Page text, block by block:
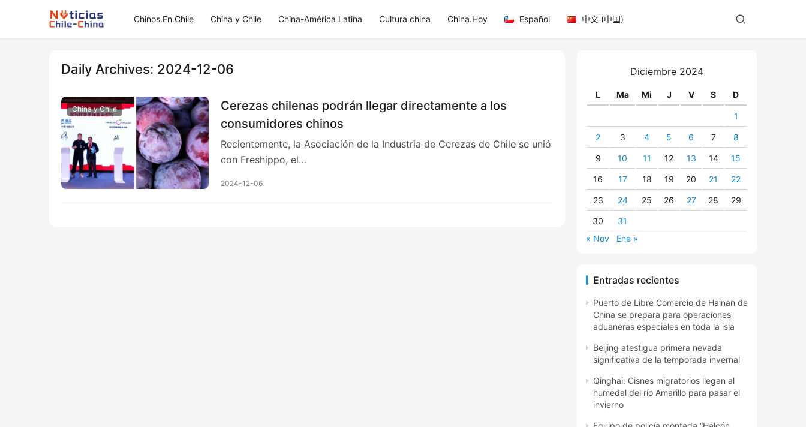
Chinos.En.Chile China y Chile China-América Latina Cultura china China.Hoy Español 中文 (中国)
Daily Archives: 2024-12-06
China y Chile
Cerezas chilenas podrán llegar directamente a los
consumidores chinos
Recientemente, la Asociación de la Industria de Cerezas de Chile se unió
con Freshippo, el…
2024-12-06
Diciembre 2024
L Ma Mi J V S D
1
2 3 4 5 6 7 8
9 10 11 12 13 14 15
16 17 18 19 20 21 22
23 24 25 26 27 28 29
30
31
« Nov
Ene »
Entradas recientes
Puerto de Libre Comercio de Hainan de
China se prepara para operaciones
aduaneras especiales en toda la isla
Beijing atestigua primera nevada
significativa de la temporada invernal
Qinghai: Cisnes migratorios llegan al
humedal del río Amarillo para pasar el
invierno